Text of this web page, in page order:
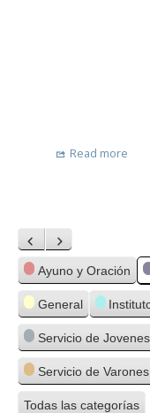
Read more
Anterior
Siguiente
Categorías
Ayuno y Oración
General
Servicio de Jovenes
Servicio de Varones
Todas las categorías